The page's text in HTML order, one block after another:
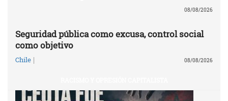
08/08/2026
Seguridad pública como excusa, control social
como objetivo
Chile | 08/08/2026